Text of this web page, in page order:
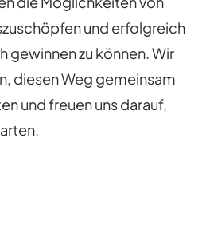
und erfolgreich
gewinnen zu können. Wir
diesen Weg gemeinsam
und freuen uns darauf,